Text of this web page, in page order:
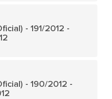
- 191/2012 -
- 190/2012 -